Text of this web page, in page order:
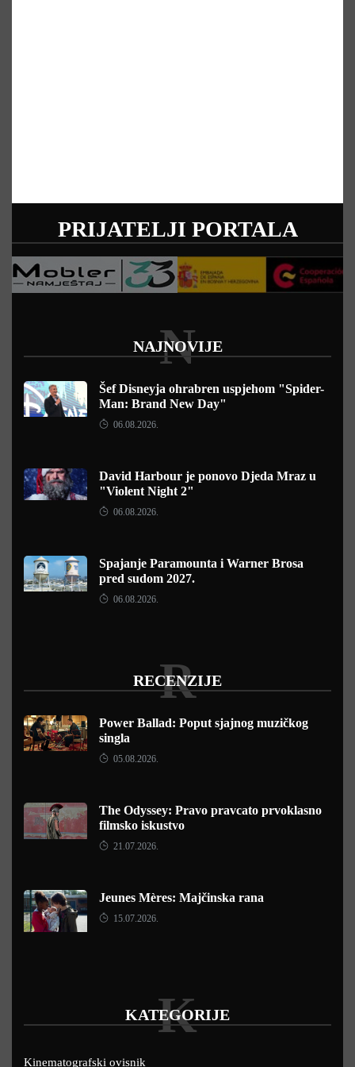
PRIJATELJI PORTALA
NAJNOVIJE
N
Šef Disneyja ohrabren uspjehom "Spider-
Man: Brand New Day"
06.08.2026.
David Harbour je ponovo Djeda Mraz u
"Violent Night 2"
06.08.2026.
Spajanje Paramounta i Warner Brosa
pred sudom 2027.
06.08.2026.
RECENZIJE
R
Power Ballad: Poput sjajnog muzičkog
singla
05.08.2026.
The Odyssey: Pravo pravcato prvoklasno
filmsko iskustvo
21.07.2026.
Jeunes Mères: Majčinska rana
15.07.2026.
KATEGORIJE
K
Kinematografski ovisnik